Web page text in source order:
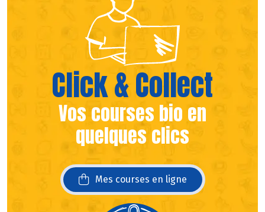
Click & Collect
Vos courses bio en
quelques clics
Mes courses en ligne